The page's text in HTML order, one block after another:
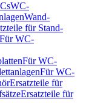
WC-
Wand-
für Stand-
Für WC-
Für WC-
Für WC-
Ersatzteile für
Ersatzteile für